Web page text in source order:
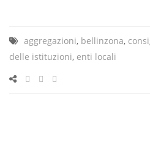
aggregazioni, bellinzona,
delle istituzioni, enti locali